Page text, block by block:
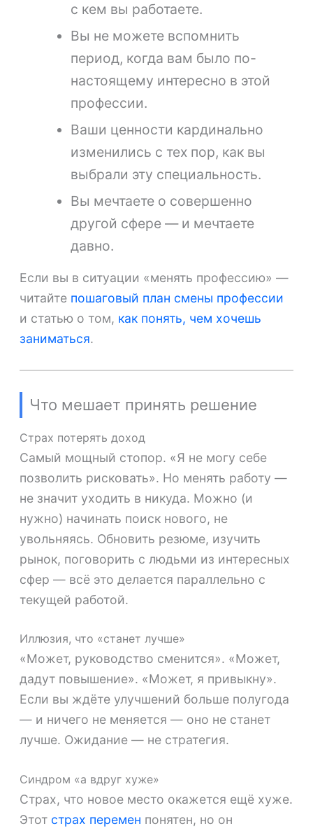
с кем вы работаете.
Вы не можете вспомнить
период, когда вам было по-
настоящему интересно в этой
профессии.
Ваши ценности кардинально
изменились с тех пор, как вы
выбрали эту специальность.
Вы мечтаете о совершенно
другой сфере — и мечтаете
давно.
Если вы в ситуации «менять профессию» —
читайте пошаговый план смены профессии
и статью о том, как понять, чем хочешь
заниматься.
Что мешает принять решение
Страх потерять доход
Самый мощный стопор. «Я не могу себе
позволить рисковать». Но менять работу —
не значит уходить в никуда. Можно (и
нужно) начинать поиск нового, не
увольняясь. Обновить резюме, изучить
рынок, поговорить с людьми из интересных
сфер — всё это делается параллельно с
текущей работой.
Иллюзия, что «станет лучше»
«Может, руководство сменится». «Может,
дадут повышение». «Может, я привыкну».
Если вы ждёте улучшений больше полугода
— и ничего не меняется — оно не станет
лучше. Ожидание — не стратегия.
Синдром «а вдруг хуже»
Страх, что новое место окажется ещё хуже.
Этот страх перемен понятен, но он